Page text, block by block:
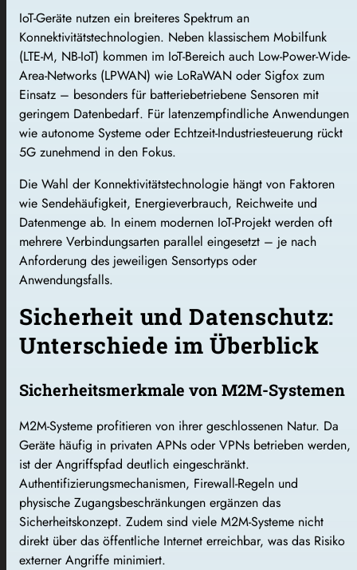
IoT-Geräte nutzen ein breiteres Spektrum an
Konnektivitätstechnologien. Neben klassischem Mobilfunk
(LTE-M, NB-IoT) kommen im IoT-Bereich auch Low-Power-Wide-
Area-Networks (LPWAN) wie LoRaWAN oder Sigfox zum
Einsatz – besonders für batteriebetriebene Sensoren mit
geringem Datenbedarf. Für latenzempfindliche Anwendungen
wie autonome Systeme oder Echtzeit-Industriesteuerung rückt
5G zunehmend in den Fokus.
Die Wahl der Konnektivitätstechnologie hängt von Faktoren
wie Sendehäufigkeit, Energieverbrauch, Reichweite und
Datenmenge ab. In einem modernen IoT-Projekt werden oft
mehrere Verbindungsarten parallel eingesetzt – je nach
Anforderung des jeweiligen Sensortyps oder
Anwendungsfalls.
Sicherheit und Datenschutz:
Unterschiede im Überblick
Sicherheitsmerkmale von M2M-Systemen
M2M-Systeme profitieren von ihrer geschlossenen Natur. Da
Geräte häufig in privaten APNs oder VPNs betrieben werden,
ist der Angriffspfad deutlich eingeschränkt.
Authentifizierungsmechanismen, Firewall-Regeln und
physische Zugangsbeschränkungen ergänzen das
Sicherheitskonzept. Zudem sind viele M2M-Systeme nicht
direkt über das öffentliche Internet erreichbar, was das Risiko
externer Angriffe minimiert.